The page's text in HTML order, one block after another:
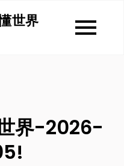
世界
界-2026-